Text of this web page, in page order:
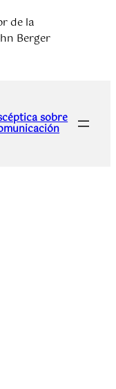
de la
Berger
sobre